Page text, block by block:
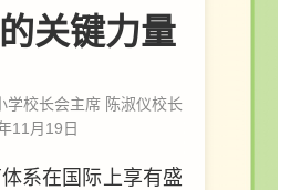
关键力量
学校长会主席 陈淑仪校长
11月19日
系在国际上享有盛